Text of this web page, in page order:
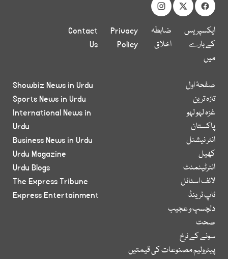
ایکسپریس
کے بارے
میں
ضابطہ
اخلاق
Privacy
Policy
Contact
Us
صفحۂ اول
تازہ ترین
غزہ لہو لہو
پاکستان
انٹر نیشنل
کھیل
انٹرٹینمنٹ
لائف اسٹائل
ٹاپ ٹرینڈ
دلچسپ و عجیب
صحت
سونے کے نرخ
پیٹرولیم مصنوعات کی قیمتیں
Showbiz News in Urdu
Sports News in Urdu
International News in
Urdu
Business News in Urdu
Urdu Magazine
Urdu Blogs
The Express Tribune
Express Entertainment